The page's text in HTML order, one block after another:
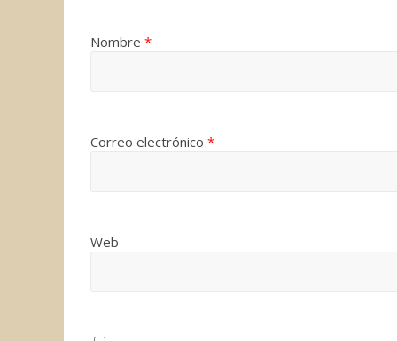
Nombre *
Correo electrónico *
Web